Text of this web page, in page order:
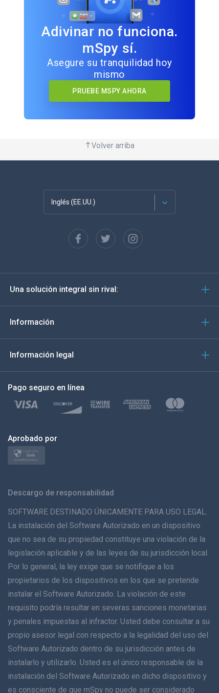
Adivinar no funciona.
mSpy sí.
Asegure su tranquilidad hoy
mismo
PRUEBE MSPY AHORA
Volver arriba
Inglés (EE.UU.)
English
Deutsch
Italiano
Türkçe
Polski
日本
ภาษาไทย
Dansk
हिंदी
עברית
Română
Ελληνικά
Una solución integral sin rival:
Información
Información legal
Pago seguro en línea
Aprobado por
Descargo de responsabilidad
SOFTWARE DESTINADO ÚNICAMENTE PARA USO LEGAL.
La instalación del Software Autorizado en un dispositivo
que no sea de su propiedad constituye una violación de la
legislación aplicable y de las leyes de su jurisdicción local.
Por lo general, la ley exige que se notifique a los
propietarios de los dispositivos en los que se pretende
instalar el Software Autorizado. La violación de este
requisito podría resultar en severas sanciones monetarias
y penales impuestas al infractor. Usted debe consultar a su
propio asesor legal con respecto a la legalidad del uso del
Software Autorizado dentro de su jurisdicción antes de
instalarlo y utilizarlo. Usted es el único responsable de la
instalación del Software Autorizado en dicho dispositivo y
es consciente de que mSpy no puede ser considerado